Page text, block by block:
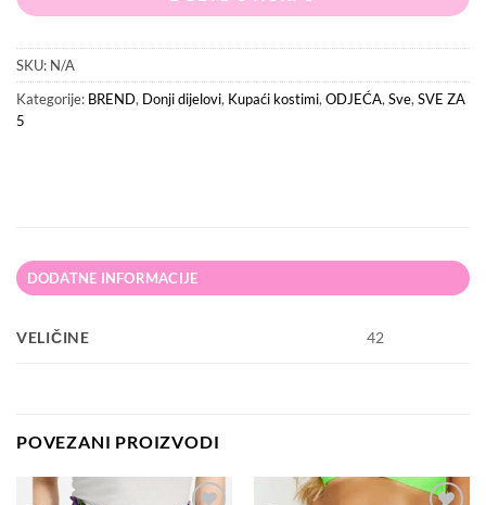
SKU: N/A
Kategorije: BREND, Donji dijelovi, Kupaći kostimi,ODJEĆA,Sve,SVE ZA
5
DODATNE INFORMACIJE
VELIČINE 42
POVEZANI PROIZVODI